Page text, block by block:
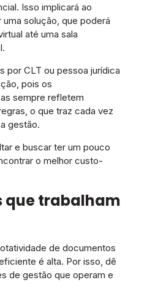
Isso implicará ao
solução, que poderá
até uma sala
por CLT ou pessoa jurídica
pois os
sempre refletem
o que traz cada vez
gestão.
e buscar ter um pouco
o melhor custo-
que trabalham
de documentos
é alta. Por isso, dê
de gestão que operam e